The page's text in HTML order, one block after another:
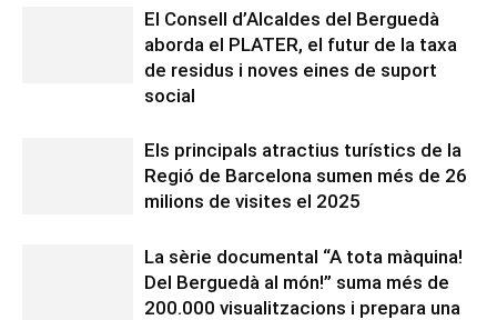
El Consell d’Alcaldes del Berguedà
aborda el PLATER, el futur de la taxa
de residus i noves eines de suport
social
Els principals atractius turístics de la
Regió de Barcelona sumen més de 26
milions de visites el 2025
La sèrie documental “A tota màquina!
Del Berguedà al món!” suma més de
200.000 visualitzacions i prepara una